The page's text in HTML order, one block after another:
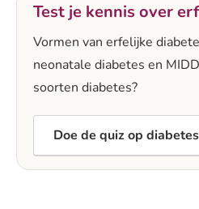
Test je kennis over
Vormen van erfelijke
neonatale diabetes en
soorten diabetes?
Doe de quiz op